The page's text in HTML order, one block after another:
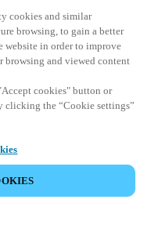
cookies and similar
browsing, to gain a better
website in order to improve
browsing and viewed content
cookies" button or
clicking the “Cookie settings”